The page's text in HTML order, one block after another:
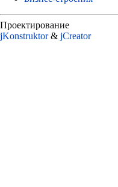
Проектирование
jKonstruktor& jСreator